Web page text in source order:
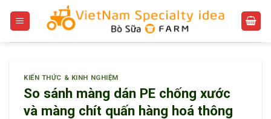
KIẾN THỨC & KINH NGHIỆM
So sánh màng dán PE chống xước
và màng chít quấn hàng hoá thông